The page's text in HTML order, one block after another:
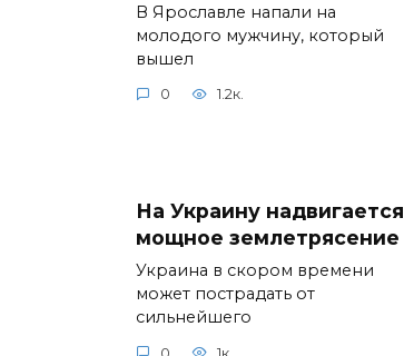
В Ярославле напали на
молодого мужчину, который
вышел
0 1.2к.
На Украину надвигается
мощное землетрясение
Украина в скором времени
может пострадать от
сильнейшего